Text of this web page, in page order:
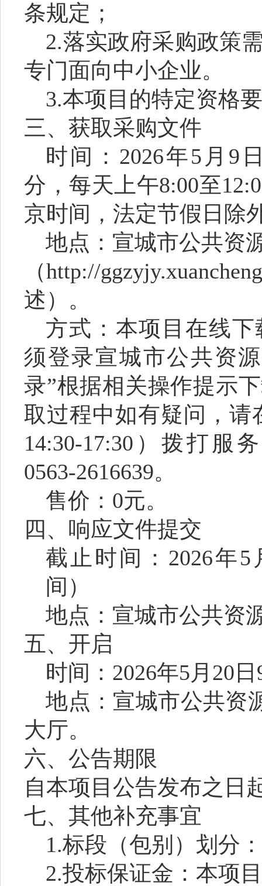
条规定；
2.落实政府采购政策
专门面向中小企业。
3.本项目的特定资格
三、获取采购文件
时间： 2026年5 月 9
分，每天上午8:00至
京时间，法定节假日除
地点：宣城市公共资
（http://
述）。
方式：本项目在线
须登录宣城市公共资
录”根据相关操作提示
取过程中如有疑问，请
14:30-17:30 ）拨打服
0563-2616639。
售价： 0元。
四、响应文件提交
截止时间： 2026年5
间）
地点：宣城市公共资
五、开启
时间： 2026年5月 20 日
地点：宣城市公共资
大厅。
六、公告期限
自本项目公告发布之日
七、其他补充事宜
1.标段（包别）划分
2.投标保证金：本项